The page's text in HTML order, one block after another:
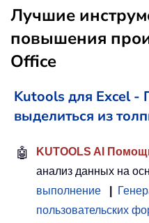
Лучшие
повышения
Office
Kutools для Excel -
выделиться из
🤖 KUTOOLS AI
анализ данных на
выполнение
пользовательских